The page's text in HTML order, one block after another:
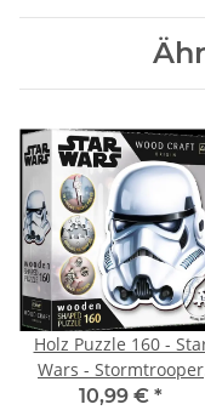
Holz Puzzle 160 -
Wars - Stormtrooper
Helm (Konturenpuzzle)
10,99 € *